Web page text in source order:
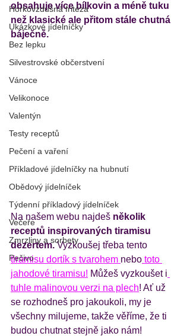
Horkovzdušná fritéza
Ukázkové jídelníčky
Bez lepku
Silvestrovské občerstvení
Vánoce
Velikonoce
Valentýn
Testy receptů
Pečení a vaření
Příkladové jídelníčky na hubnutí
Obědový jídelníček
Týdenní příkladový jídelníček
Večeře
Zmrzliny a sorbety
Pečivo
obsahuje více bílkovin a méně tuku
než klasické ale přitom stále chutná
báječně.
Na našem webu najdeš několik
receptů inspirovaných tiramisu
dezertem. Vyzkoušej třeba tento
tiramisu dortík s tvarohem nebo toto
jahodové tiramisu! Můžeš vyzkoušet i
tuhle malinovou verzi na plech! Ať už
se rozhodneš pro jakoukoli, my je
všechny milujeme, takže věříme, že ti
budou chutnat stejně jako nám!